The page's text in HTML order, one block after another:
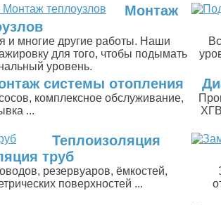
Монтаж
и многие другие работы. Наши
для того, чтобы подымать
уровень.
системы отопления
комплексное обслуживание,
...
Теплоизоляция
труб
резервуаров, ёмкостей,
поверхностей ...